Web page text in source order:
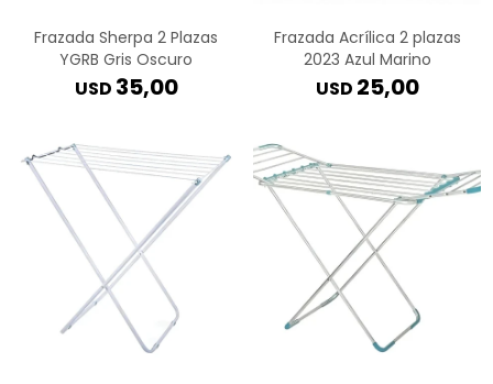
Frazada Sherpa 2 Plazas
YGRB Gris Oscuro
USD 35,00
Frazada Acrílica 2 plazas
2023 Azul Marino
USD 25,00